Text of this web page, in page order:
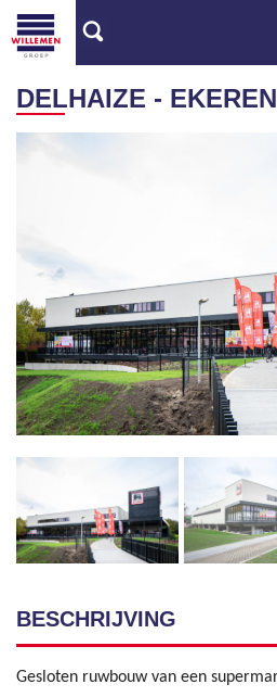
DELHAIZE - EKEREN
BESCHRIJVING
Gesloten ruwbouw van een